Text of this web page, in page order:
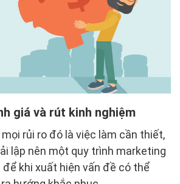
giá và rút kinh nghiệm
rủi ro đó là việc làm cần thiết,
lập nên một quy trình marketing
khi xuất hiện vấn đề có thể